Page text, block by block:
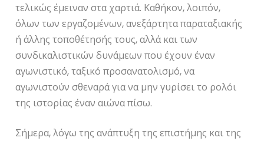
τελικώς έμειναν στα χαρτιά. Καθήκον, λοιπόν,
όλων των εργαζομένων, ανεξάρτητα παραταξιακής
ή άλλης τοποθέτησής τους, αλλά και των
συνδικαλιστικών δυνάμεων που έχουν έναν
αγωνιστικό, ταξικό προσανατολισμό, να
αγωνιστούν σθεναρά για να μην γυρίσει το ρολόι
της ιστορίας έναν αιώνα πίσω.
Σήμερα, λόγω της ανάπτυξη της επιστήμης και της